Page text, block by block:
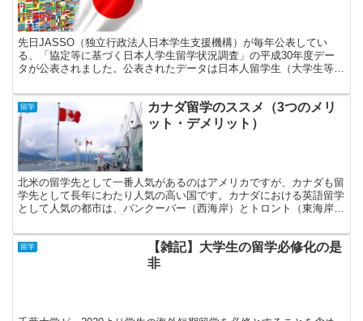
先日JASSO（独立行政法人日本学生支援機構）が毎年公表してい
る、「協定等に基づく日本人学生留学状況調査」の平成30年度デー
タが公表されました。公表されたデータは日本人留学生（大学生等）
数が11万人を突破するなど、日本から海外へと留学する大学生等は
着実に増えているようです。しかし、留学先や留学の期間等、これま
での調査結果を見てみるとちょっとした傾向が見えてきます。
留学
カナダ留学のススメ（3つのメリ
ット・デメリット）
北米の留学先として一番人気があるのはアメリカですが、カナダも留
学先として長年にわたり人気の高い国です。カナダにおける英語留学
として人気の都市は、バンクーバー（西海岸）とトロント（東海岸）
おり、多様なプログラムやレベルの中から自分に合ったプログラムを
選択することができます。ここでは、ここでは留学先としてのカナダ
のメリット・デメリットを見ていきましょう。
留学
【雑記】大学生の留学必修化の是
非